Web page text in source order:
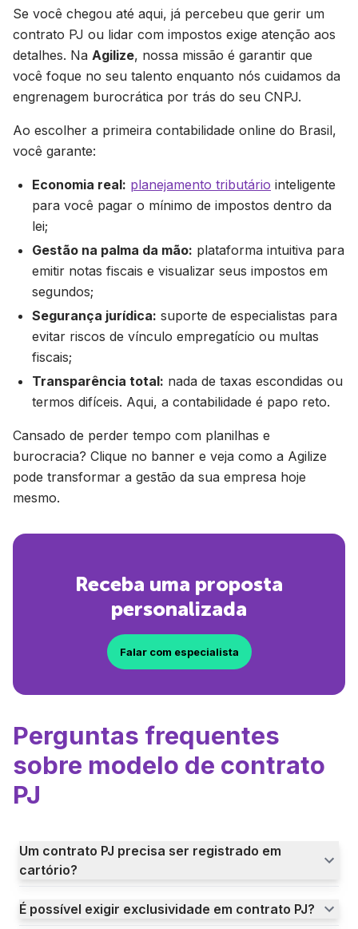
Se você chegou até aqui, já percebeu que gerir um
contrato PJ ou lidar com impostos exige atenção aos
detalhes. Na Agilize, nossa missão é garantir que
você foque no seu talento enquanto nós cuidamos da
engrenagem burocrática por trás do seu CNPJ.
Ao escolher a primeira contabilidade online do Brasil,
você garante:
Economia real: planejamento tributário inteligente
para você pagar o mínimo de impostos dentro da
lei;
Gestão na palma da mão: plataforma intuitiva para
emitir notas fiscais e visualizar seus impostos em
segundos;
Segurança jurídica: suporte de especialistas para
evitar riscos de vínculo empregatício ou multas
fiscais;
Transparência total: nada de taxas escondidas ou
termos difíceis. Aqui, a contabilidade é papo reto.
Cansado de perder tempo com planilhas e
burocracia? Clique no banner e veja como a Agilize
pode transformar a gestão da sua empresa hoje
mesmo.
Receba uma proposta
personalizada
Falar com especialista
Perguntas frequentes
sobre modelo de contrato
PJ
Um contrato PJ precisa ser registrado em
cartório?
É possível exigir exclusividade em contrato PJ?